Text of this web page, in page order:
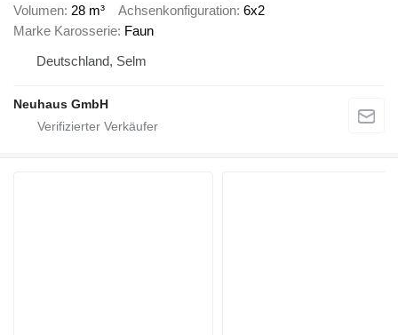
Volumen 28 m³ Achsenkonfiguration 6x2
Marke Karosserie Faun
Deutschland, Selm
Neuhaus GmbH